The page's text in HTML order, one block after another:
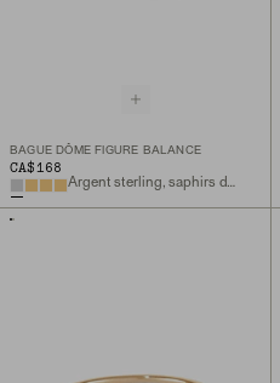
BAGUE DÔME FIGURE BALANCE
CA$168
Argent sterling, saphirs de laboratoire